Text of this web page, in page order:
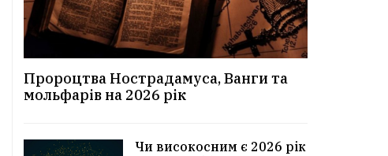
Пророцтва Нострадамуса, Ванги та
мольфарів на 2026 рік
Чи високосним є 2026 рік